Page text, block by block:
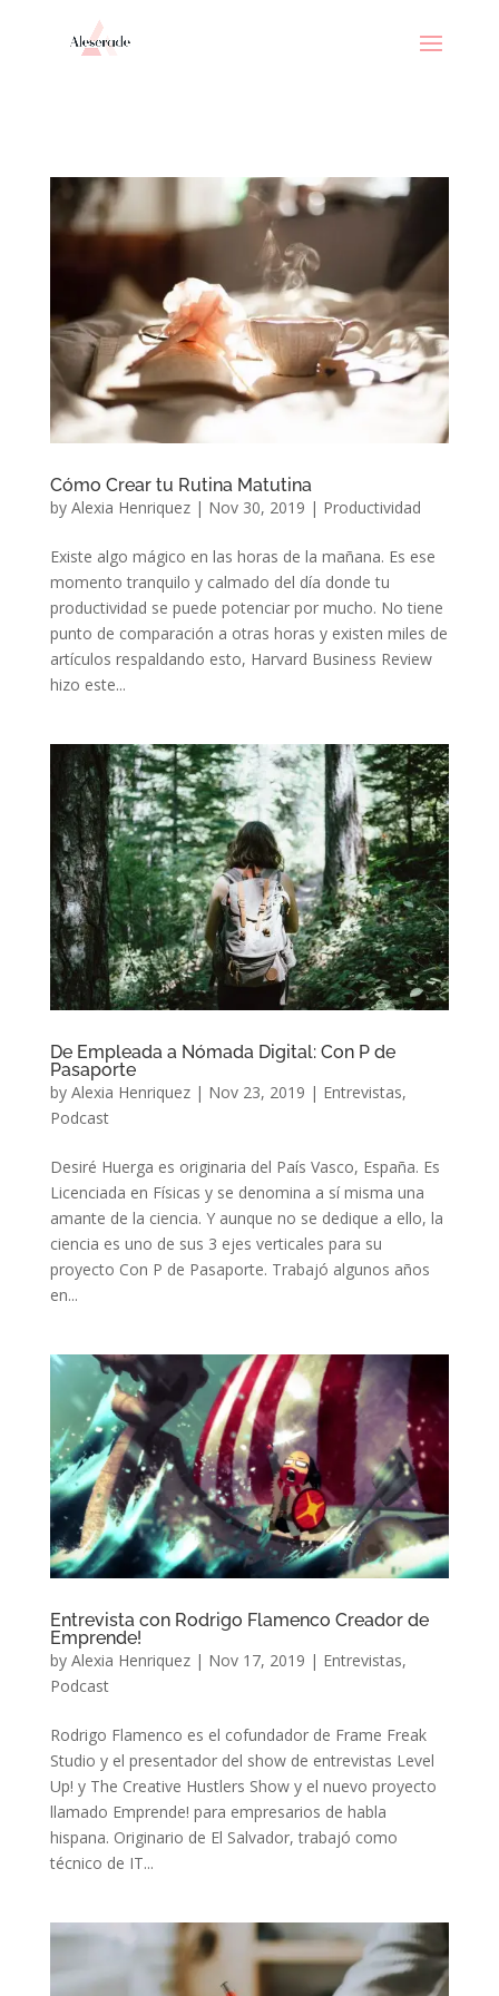
Cómo Crear tu Rutina Matutina
by Alexia Henriquez| Nov 30, 2019 | Productividad
Existe algo mágico en las horas de la mañana. Es ese
momento tranquilo y calmado del día donde tu
productividad se puede potenciar por mucho. No tiene
punto de comparación a otras horas y existen miles de
artículos respaldando esto, Harvard Business Review
hizo este...
De Empleada a Nómada Digital: Con P de
Pasaporte
by Alexia Henriquez| Nov 23, 2019 | Entrevistas,
Podcast
Desiré Huerga es originaria del País Vasco, España. Es
Licenciada en Físicas y se denomina a sí misma una
amante de la ciencia. Y aunque no se dedique a ello, la
ciencia es uno de sus 3 ejes verticales para su
proyecto Con P de Pasaporte. Trabajó algunos años
en...
Entrevista con Rodrigo Flamenco Creador de
Emprende!
by Alexia Henriquez| Nov 17, 2019 | Entrevistas,
Podcast
Rodrigo Flamenco es el cofundador de Frame Freak
Studio y el presentador del show de entrevistas Level
Up! y The Creative Hustlers Show y el nuevo proyecto
llamado Emprende! para empresarios de habla
hispana. Originario de El Salvador, trabajó como
técnico de IT...